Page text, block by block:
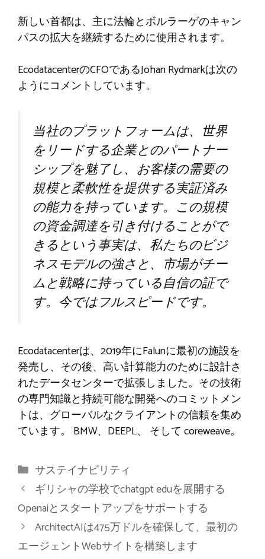
新しい首都は、主に法輪とボルラーゲのキャン
パスの拡大を継続するために使用されます。
EcodatacenterのCFOであるJohan Rydmarkは次の
ようにコメントしています。
当社のプラットフォームは、世界
をリードする企業とのパートナー
シップを魅了し、お客様の需要の
規模と柔軟性を提供する実証済み
の能力を持っています。この規模
の資金調達を引き付けることがで
きるという事実は、私たちのビジ
ネスモデルの強さと、市場がチー
ムと戦略に持っている自信の証で
す。今ではフルスピードです。
Ecodatacenterは、2019年にFalunに最初の施設を
発売し、その後、高い計算能力のために設計さ
れたデータセンターで拡張しました。その技術
の専門知識と持続可能な開発へのコミットメン
トは、グローバルなクライアントの信頼を集め
ています。 BMW、DEEPL、 そして coreweave。
カ
テ
ゴ
リ
ー
サステイナビリティ
ギリシャの学校でchatgpt eduを展開する
Openaiとスタートアップをサポートする
ArchitectAIは475万ドルを確保して、最初の
エージェントWebサイトを構築します